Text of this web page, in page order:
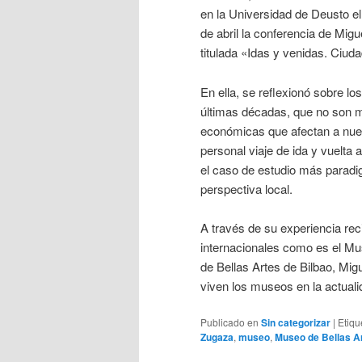
en la Universidad de Deusto
de abril la conferencia de
titulada «Idas y venidas.
En ella, se reflexionó sobre
últimas décadas, que no son
económicas que afectan a
personal viaje de ida y vuelta
el caso de estudio más
perspectiva local.
A través de su experiencia
internacionales como es el
de Bellas Artes de Bilbao,
viven los museos en la
Publicado en Sin categorizar |
Zugaza, museo, Museo de Bellas